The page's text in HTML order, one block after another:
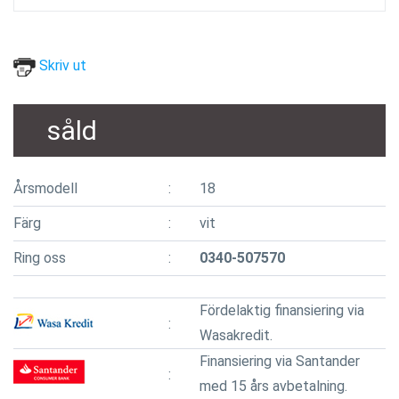
Skriv ut
såld
Årsmodell 18
Färg vit
Ring oss 0340-507570
Fördelaktig finansiering via
Wasakredit.
Finansiering via Santander
med 15 års avbetalning.